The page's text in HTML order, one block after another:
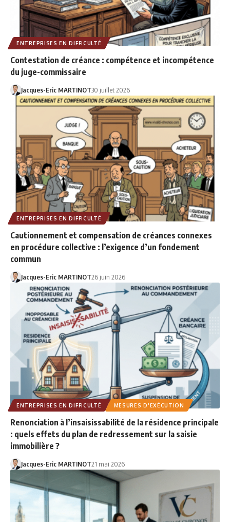
ENTREPRISES EN DIFFICULTÉ
Contestation de créance : compétence et incompétence
du juge-commissaire
Jacques-Eric MARTINOT30 juillet 2026
ENTREPRISES EN DIFFICULTÉ
Cautionnement et compensation de créances connexes
en procédure collective : l’exigence d’un fondement
commun
Jacques-Eric MARTINOT26 juin 2026
ENTREPRISES EN DIFFICULTÉ MESURES D'EXÉCUTION
Renonciation à l’insaisissabilité de la résidence principale
: quels effets du plan de redressement sur la saisie
immobilière ?
Jacques-Eric MARTINOT21 mai 2026